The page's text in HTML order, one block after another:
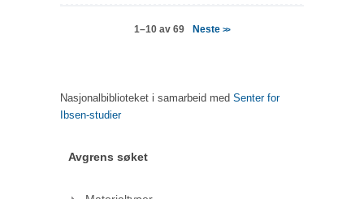
1–10 av 69 Neste>>
Nasjonalbiblioteket i samarbeid med Senter for
Ibsen-studier
Avgrens søket